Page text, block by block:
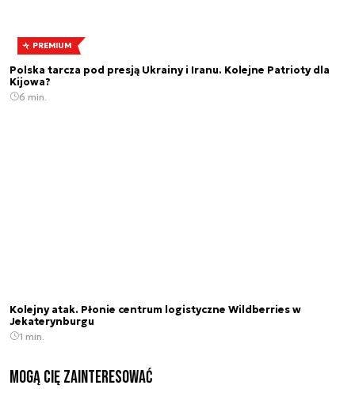
PREMIUM
Polska tarcza pod presją Ukrainy i Iranu. Kolejne Patrioty dla
Kijowa?
6 min.
Kolejny atak. Płonie centrum logistyczne Wildberries w
Jekaterynburgu
1 min.
Mogą Cię zainteresować